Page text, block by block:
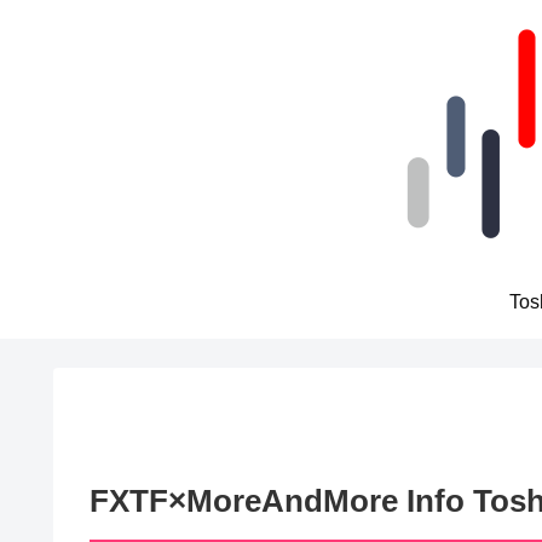
FXTF×MoreAndMore Info